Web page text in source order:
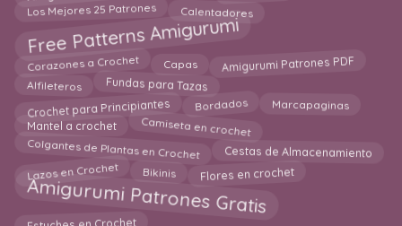
Los Mejores 25 Patrones Calentadores
Free Patterns Amigurumi
Corazones a Crochet Capas Amigurumi Patrones PDF
Alfileteros Fundas para Tazas
Crochet para Principiantes Bordados Marcapaginas
Mantel a crochet Camiseta en crochet
Colgantes de Plantas en Crochet Cestas de Almacenamiento
Lazos en Crochet Bikinis Flores en crochet
Amigurumi Patrones Gratis
Estuches en Crochet